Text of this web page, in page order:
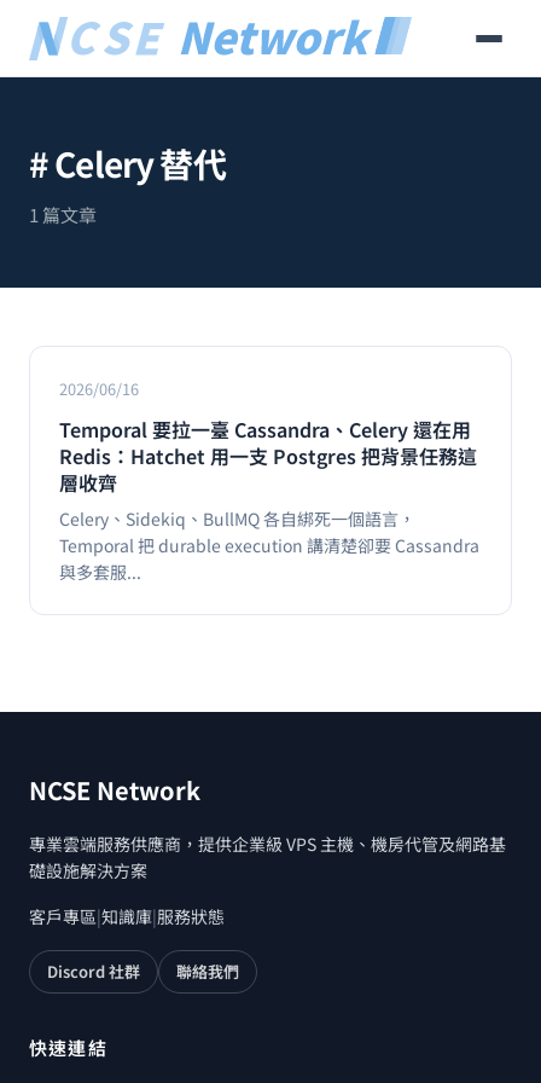
# Celery 替代
1 篇文章
2026/06/16
Temporal 要拉一臺 Cassandra、Celery 還在用
Redis：Hatchet 用一支 Postgres 把背景任務這
層收齊
Celery、Sidekiq、BullMQ 各自綁死一個語言，
Temporal 把 durable execution 講清楚卻要 Cassandra
與多套服...
NCSE Network
專業雲端服務供應商，提供企業級 VPS 主機、機房代管及網路基
礎設施解決方案
客戶專區|知識庫|服務狀態
Discord 社群 聯絡我們
快速連結